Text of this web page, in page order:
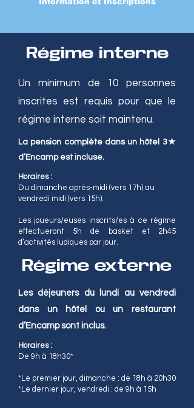
Régime interne
Un minimum de 10 personnes
inscrites est requis pour que le
régime interne soit maintenu.
La pension complète dans un hôtel 3★
d’Encamp est incluse.
Horaires :
Du dimanche après-midi (vers 17h) au
vendredi midi (vers 15h).
Les joueurs/euses inscrits/es à ce régime
effectueront 5h de basket et 2h45
d’activités ludiques par jour.
Régime externe
Les déjeuners du lundi au vendredi
dans un hôtel ou un restaurant
d’Encamp sont inclus.
Horaires :
De 9h à 18h30*
*Le premier jour, dimanche : de 18h à 20h30
*Le dernier jour, vendredi : de 9h à 15h